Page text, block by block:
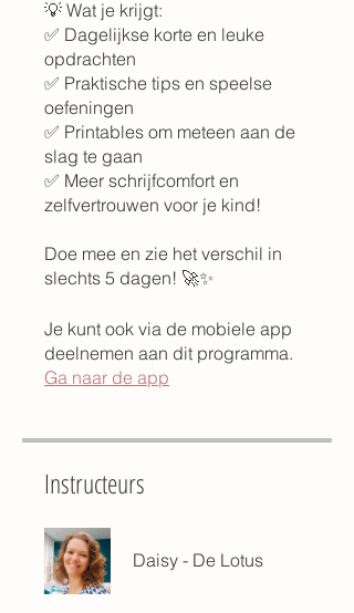
💡 Wat je krijgt:
✅ Dagelijkse korte en leuke
opdrachten
✅ Praktische tips en speelse
oefeningen
✅ Printables om meteen aan de
slag te gaan
✅ Meer schrijfcomfort en
zelfvertrouwen voor je kind!
Doe mee en zie het verschil in
slechts 5 dagen! 🚀✨
Je kunt ook via de mobiele app
deelnemen aan dit programma.
Ga naar de app
Instructeurs
Daisy - De Lotus